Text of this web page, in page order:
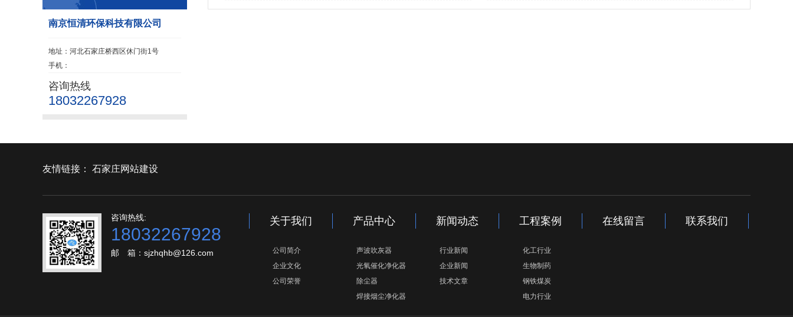
南京恒清环保科技有限公司
地址：河北石家庄桥西区休门街1号
手机：
咨询热线
18032267928
友情链接： 石家庄网站建设
咨询热线:
18032267928
邮 箱：sjzhqhb@126.com
关于我们
公司简介
企业文化
公司荣誉
产品中心
声波吹灰器
光氧催化净化器
除尘器
焊接烟尘净化器
新闻动态
行业新闻
企业新闻
技术文章
工程案例
化工行业
生物制药
钢铁煤炭
电力行业
在线留言 联系我们